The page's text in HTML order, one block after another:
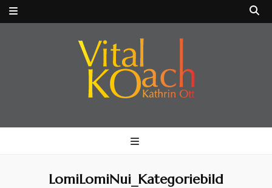
VitalKOach
Kathrin Ott
LomiLomiNui_Kategoriebild